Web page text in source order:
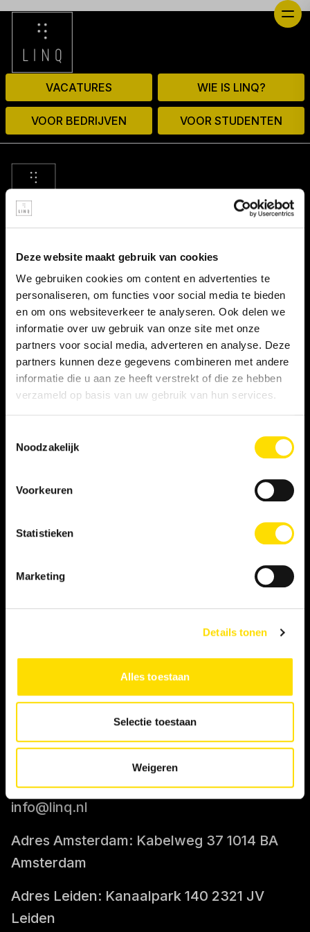
Deze website maakt gebruik van cookies
We gebruiken cookies om content en advertenties te
personaliseren, om functies voor social media te bieden
en om ons websiteverkeer te analyseren. Ook delen we
informatie over uw gebruik van onze site met onze
partners voor social media, adverteren en analyse. Deze
partners kunnen deze gegevens combineren met andere
informatie die u aan ze heeft verstrekt of die ze hebben
verzameld op basis van uw gebruik van hun services.
Noodzakelijk
Voorkeuren
Statistieken
Marketing
Details tonen
Alles toestaan
Selectie toestaan
Weigeren
VACATURES WIE IS LINQ?
VOOR BEDRIJVEN VOOR STUDENTEN
LINKS
Algemene voorwaarden NBBU
Privacy statement
Persooneelsgids uitzendkrachten
Klacht indienen
WERKNEMER
Vacatures
Tarief berekenen
CONTACT
info@linq.nl
Adres Amsterdam: Kabelweg 37 1014 BA
Amsterdam
Adres Leiden: Kanaalpark 140 2321 JV
Leiden